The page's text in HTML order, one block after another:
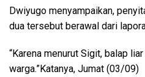
Dwiyugo menyampaikan,
dua tersebut berawal dari
“Karena menurut Sigit, balap
warga.”Katanya, Jumat (03/09)